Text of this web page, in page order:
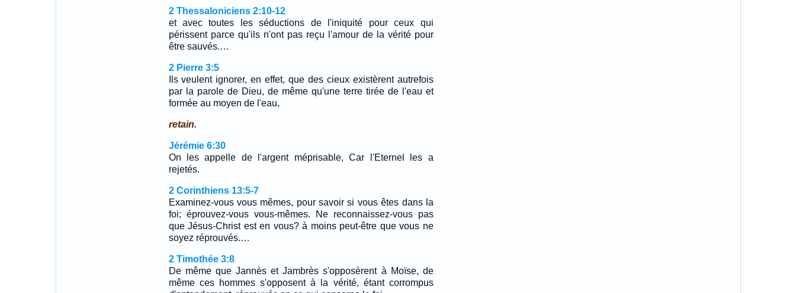
2 Thessaloniciens 2:10-12
et avec toutes les séductions de l'iniquité pour ceux qui
périssent parce qu'ils n'ont pas reçu l'amour de la vérité pour
être sauvés.…
2 Pierre 3:5
Ils veulent ignorer, en effet, que des cieux existèrent autrefois
par la parole de Dieu, de même qu'une terre tirée de l'eau et
formée au moyen de l'eau,
retain.
Jérémie 6:30
On les appelle de l'argent méprisable, Car l'Eternel les a
rejetés.
2 Corinthiens 13:5-7
Examinez-vous vous mêmes, pour savoir si vous êtes dans la
foi; éprouvez-vous vous-mêmes. Ne reconnaissez-vous pas
que Jésus-Christ est en vous? à moins peut-être que vous ne
soyez réprouvés.…
2 Timothée 3:8
De même que Jannès et Jambrès s'opposèrent à Moïse, de
même ces hommes s'opposent à la vérité, étant corrompus